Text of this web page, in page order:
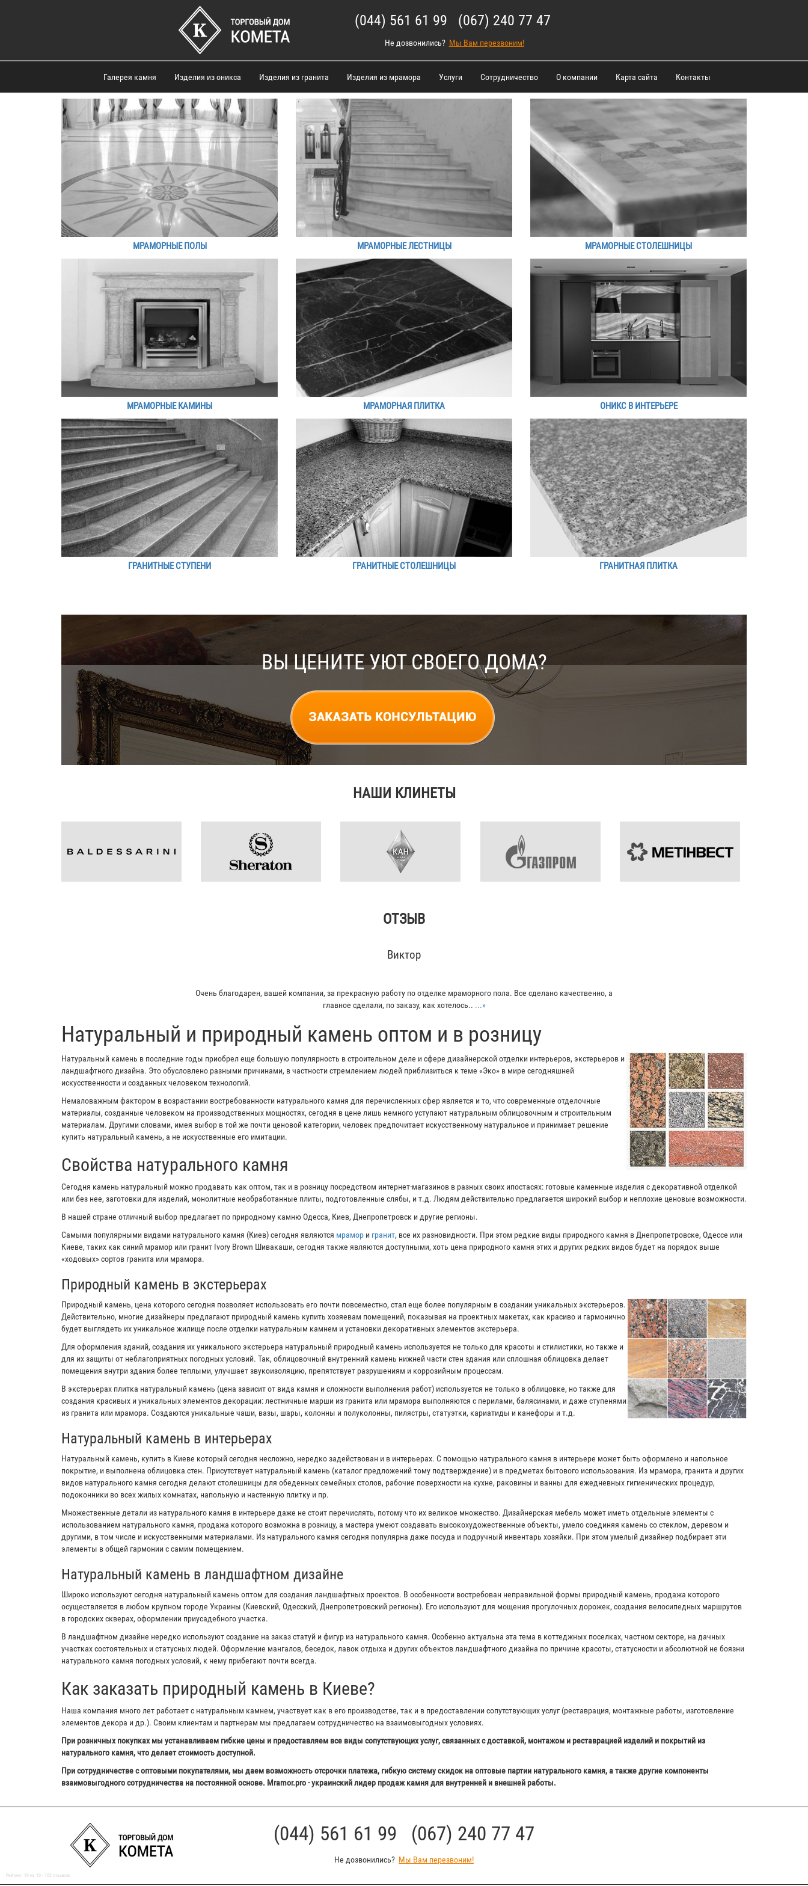
(044) 561 61 99 (067) 240 77 47
Не дозвонились? Мы Вам перезвоним!
Галерея камня Изделия из оникса Изделия из гранита Изделия из мрамора Услуги Сотрудничество О компании Карта сайта Контакты
МРАМОРНЫЕ ПОЛЫ МРАМОРНЫЕ ЛЕСТНИЦЫ МРАМОРНЫЕ СТОЛЕШНИЦЫ
МРАМОРНЫЕ КАМИНЫ МРАМОРНАЯ ПЛИТКА ОНИКС В ИНТЕРЬЕРЕ
ГРАНИТНЫЕ СТУПЕНИ ГРАНИТНЫЕ СТОЛЕШНИЦЫ ГРАНИТНАЯ ПЛИТКА
ВЫ ЦЕНИТЕ УЮТ СВОЕГО ДОМА?
НАШИ КЛИНЕТЫ
ОТЗЫВ
Виктор
Очень благодарен, вашей компании, за прекрасную работу по отделке мраморного пола. Все сделано качественно, а
главное сделали, по заказу, как хотелось.. ...»
​Натуральный и природный камень оптом и в розницу
Натуральный камень в последние годы приобрел еще большую популярность в строительном деле и сфере дизайнерской отделки интерьеров, экстерьеров и
ландшафтного дизайна. Это обусловлено разными причинами, в частности стремлением людей приблизиться к теме «Эко» в мире сегодняшней
искусственности и созданных человеком технологий.
Немаловажным фактором в возрастании востребованности натурального камня для перечисленных сфер является и то, что современные отделочные
материалы, созданные человеком на производственных мощностях, сегодня в цене лишь немного уступают натуральным облицовочным и строительным
материалам. Другими словами, имея выбор в той же почти ценовой категории, человек предпочитает искусственному натуральное и принимает решение
купить натуральный камень, а не искусственные его имитации.
Свойства натурального камня
Сегодня камень натуральный можно продавать как оптом, так и в розницу посредством интернет-магазинов в разных своих ипостасях: готовые каменные изделия с декоративной отделкой
или без нее, заготовки для изделий, монолитные необработанные плиты, подготовленные слябы, и т.д. Людям действительно предлагается широкий выбор и неплохие ценовые возможности.
В нашей стране отличный выбор предлагает по природному камню Одесса, Киев, Днепропетровск и другие регионы.
Самыми популярными видами натурального камня (Киев) сегодня являются мрамор и гранит, все их разновидности. При этом редкие виды природного камня в Днепропетровске, Одессе или
Киеве, таких как синий мрамор или гранит Ivory Brown Шивакаши, сегодня также являются доступными, хоть цена природного камня этих и других редких видов будет на порядок выше
«ходовых» сортов гранита или мрамора.
Природный камень в экстерьерах
Природный камень, цена которого сегодня позволяет использовать его почти повсеместно, стал еще более популярным в создании уникальных экстерьеров.
Действительно, многие дизайнеры предлагают природный камень купить хозяевам помещений, показывая на проектных макетах, как красиво и гармонично
будет выглядеть их уникальное жилище после отделки натуральным камнем и установки декоративных элементов экстерьера.
Для оформления зданий, создания их уникального экстерьера натуральный природный камень используется не только для красоты и стилистики, но также и
для их защиты от неблагоприятных погодных условий. Так, облицовочный внутренний камень нижней части стен здания или сплошная облицовка делает
помещения внутри здания более теплыми, улучшает звукоизоляцию, препятствует разрушениям и коррозийным процессам.
В экстерьерах плитка натуральный камень (цена зависит от вида камня и сложности выполнения работ) используется не только в облицовке, но также для
создания красивых и уникальных элементов декорации: лестничные марши из гранита или мрамора выполняются с перилами, балясинами, и даже ступенями
из гранита или мрамора. Создаются уникальные чаши, вазы, шары, колонны и полуколонны, пилястры, статуэтки, кариатиды и канефоры и т.д.
Натуральный камень в интерьерах
Натуральный камень, купить в Киеве который сегодня несложно, нередко задействован и в интерьерах. С помощью натурального камня в интерьере может быть оформлено и напольное
покрытие, и выполнена облицовка стен. Присутствует натуральный камень (каталог предложений тому подтверждение) и в предметах бытового использования. Из мрамора, гранита и других
видов натурального камня сегодня делают столешницы для обеденных семейных столов, рабочие поверхности на кухне, раковины и ванны для ежедневных гигиенических процедур,
подоконники во всех жилых комнатах, напольную и настенную плитку и пр.
Множественные детали из натурального камня в интерьере даже не стоит перечислять, потому что их великое множество. Дизайнерская мебель может иметь отдельные элементы с
использованием натурального камня, продажа которого возможна в розницу, а мастера умеют создавать высокохудожественные объекты, умело соединяя камень со стеклом, деревом и
другими, в том числе и искусственными материалами. Из натурального камня сегодня популярна даже посуда и подручный инвентарь хозяйки. При этом умелый дизайнер подбирает эти
элементы в общей гармонии с самим помещением.
Натуральный камень в ландшафтном дизайне
Широко используют сегодня натуральный камень оптом для создания ландшафтных проектов. В особенности востребован неправильной формы природный камень, продажа которого
осуществляется в любом крупном городе Украины (Киевский, Одесский, Днепропетровский регионы). Его используют для мощения прогулочных дорожек, создания велосипедных маршрутов
в городских скверах, оформлении приусадебного участка.
В ландшафтном дизайне нередко используют создание на заказ статуй и фигур из натурального камня. Особенно актуальна эта тема в коттеджных поселках, частном секторе, на дачных
участках состоятельных и статусных людей. Оформление мангалов, беседок, лавок отдыха и других объектов ландшафтного дизайна по причине красоты, статусности и абсолютной не боязни
натурального камня погодных условий, к нему прибегают почти всегда.
Как заказать природный камень в Киеве?
Наша компания много лет работает с натуральным камнем, участвует как в его производстве, так и в предоставлении сопутствующих услуг (реставрация, монтажные работы, изготовление
элементов декора и др.). Своим клиентам и партнерам мы предлагаем сотрудничество на взаимовыгодных условиях.
При розничных покупках мы устанавливаем гибкие цены и предоставляем все виды сопутствующих услуг, связанных с доставкой, монтажом и реставрацией изделий и покрытий из
натурального камня, что делает стоимость доступной.
При сотрудничестве с оптовыми покупателями, мы даем возможность отсрочки платежа, гибкую систему скидок на оптовые партии натурального камня, а также другие компоненты
взаимовыгодного сотрудничества на постоянной основе. Mramor.pro - украинский лидер продаж камня для внутренней и внешней работы.
(044) 561 61 99 (067) 240 77 47
Не дозвонились? Мы Вам перезвоним!
Рейтинг: 10 из 10 102 отзывов.